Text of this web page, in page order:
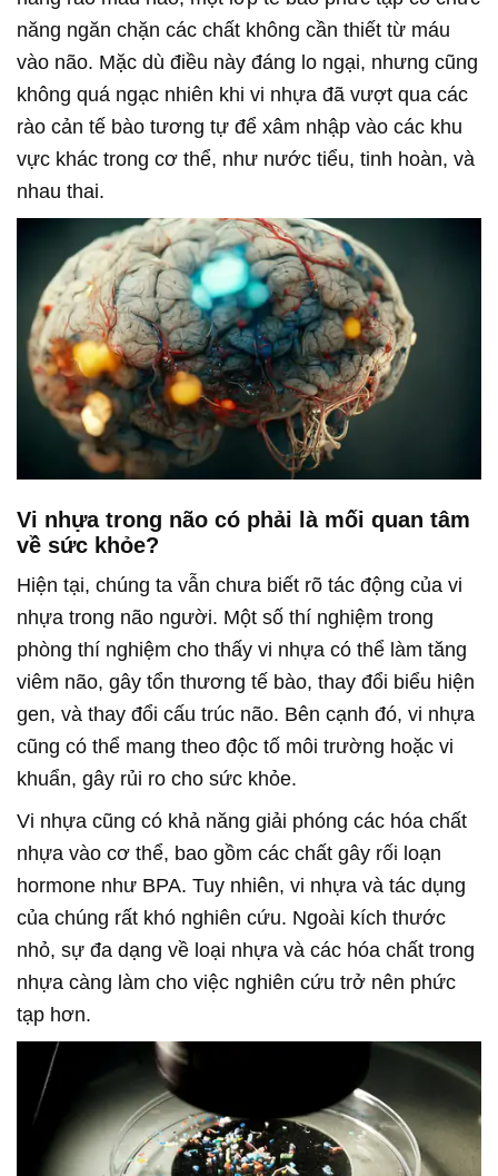
năng ngăn chặn các chất không cần thiết từ máu
vào não. Mặc dù điều này đáng lo ngại, nhưng cũng
không quá ngạc nhiên khi vi nhựa đã vượt qua các
rào cản tế bào tương tự để xâm nhập vào các khu
vực khác trong cơ thể, như nước tiểu, tinh hoàn, và
nhau thai.
Vi nhựa trong não có phải là mối quan tâm
về sức khỏe?
Hiện tại, chúng ta vẫn chưa biết rõ tác động của vi
nhựa trong não người. Một số thí nghiệm trong
phòng thí nghiệm cho thấy vi nhựa có thể làm tăng
viêm não, gây tổn thương tế bào, thay đổi biểu hiện
gen, và thay đổi cấu trúc não. Bên cạnh đó, vi nhựa
cũng có thể mang theo độc tố môi trường hoặc vi
khuẩn, gây rủi ro cho sức khỏe.
Vi nhựa cũng có khả năng giải phóng các hóa chất
nhựa vào cơ thể, bao gồm các chất gây rối loạn
hormone như BPA. Tuy nhiên, vi nhựa và tác dụng
của chúng rất khó nghiên cứu. Ngoài kích thước
nhỏ, sự đa dạng về loại nhựa và các hóa chất trong
nhựa càng làm cho việc nghiên cứu trở nên phức
tạp hơn.